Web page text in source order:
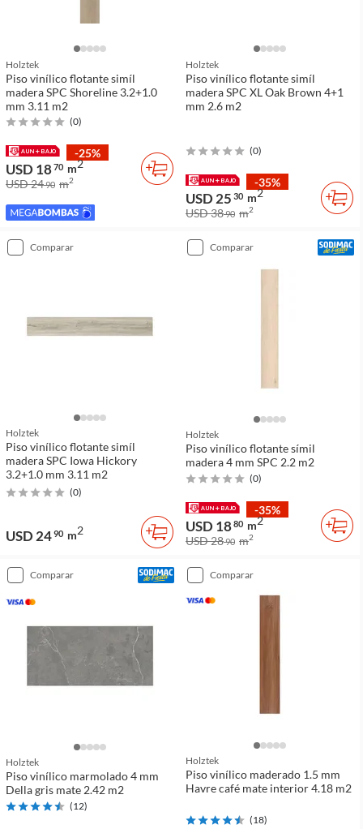
Holztek
Piso vinílico flotante simíl
madera SPC Shoreline 3.2+1.0
mm 3.11 m2
(0)
-25%
USD 1870 m2
USD 2490 m2
Holztek
Piso vinílico flotante simíl
madera SPC XL Oak Brown 4+1
mm 2.6 m2
(0)
-35%
USD 25 30 m2
USD 3890 m2
comparar
Holztek
Piso vinílico flotante simíl
madera SPC Iowa Hickory
3.2+1.0 mm 3.11 m2
(0)
USD 2490 m2
comparar
Holztek
Piso vinílico flotante símil
madera 4 mm SPC 2.2 m2
(0)
-35%
USD 1880 m2
USD 2890 m2
comparar
Holztek
Piso vinílico marmolado 4 mm
Della gris mate 2.42 m2
(12)
comparar
Holztek
Piso vinílico maderado 1.5 mm
Havre café mate interior 4.18 m2
(18)